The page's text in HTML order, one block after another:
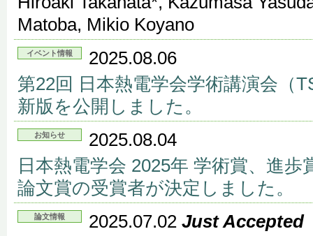
Matoba, Mikio Koyano
イベント情報
2025.08.06
第22回 日本熱電学会学術講演会（
新版を公開しました。
お知らせ
2025.08.04
日本熱電学会 2025年 学術賞、進
論文賞の受賞者が決定しました。
論文情報 2025.07.02 Just Accepted